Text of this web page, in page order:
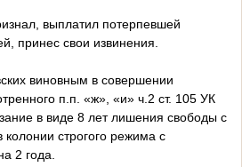
выплатил потерпевшей
принес свои извинения.
виновным в совершении
п.п. «ж», «и» ч.2 ст. 105 УК
в виде 8 лет лишения свободы с
строгого режима с
2 года.